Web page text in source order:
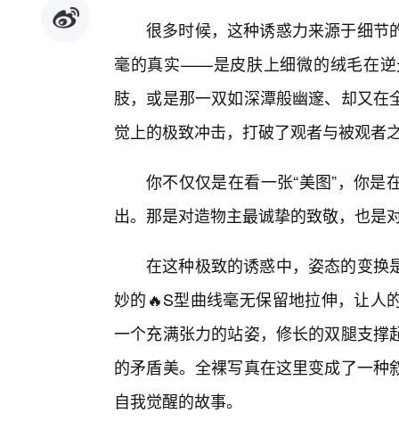
很多时候，这种诱惑力来源于细节
毫的真实——是皮肤上细微的绒毛在
肢，或是那一双如深潭般幽邃、却又
觉上的极致冲击，打破了观者与被观者
你不仅仅是在看一张“美图”，你
出。那是对造物主最诚挚的致敬，也是
在这种极致的诱惑中，姿态的变换
妙的🔥S型曲线毫无保留地拉伸，让人
一个充满张力的站姿，修长的双腿支
的矛盾美。全裸写真在这里变成了一
自我觉醒的故事。